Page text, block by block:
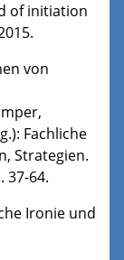
of initiation
von
Fachliche
Strategien.
37-64.
Ironie und